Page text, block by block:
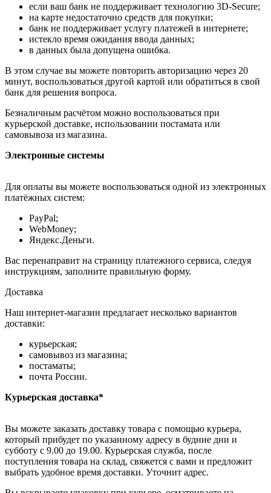
если ваш банк не поддерживает технологию 3D-Secure;
на карте недостаточно средств для покупки;
банк не поддерживает услугу платежей в интернете;
истекло время ожидания ввода данных;
в данных была допущена ошибка.
В этом случае вы можете повторить авторизацию через 20
минут, воспользоваться другой картой или обратиться в свой
банк для решения вопроса.
Безналичным расчётом можно воспользоваться при
курьерской доставке, использовании постамата или
самовывоза из магазина.
Электронные системы
Для оплаты вы можете воспользоваться одной из электронных
платёжных систем:
PayPal;
WebMoney;
Яндекс.Деньги.
Вас перенаправит на страницу платежного сервиса, следуя
инструкциям, заполните правильную форму.
Доставка
Наш интернет-магазин предлагает несколько вариантов
доставки:
курьерская;
самовывоз из магазина;
постаматы;
почта России.
Курьерская доставка*
Вы можете заказать доставку товара с помощью курьера,
который прибудет по указанному адресу в будние дни и
субботу с 9.00 до 19.00. Курьерская служба, после
поступления товара на склад, свяжется с вами и предложит
выбрать удобное время доставки. Уточнит адрес.